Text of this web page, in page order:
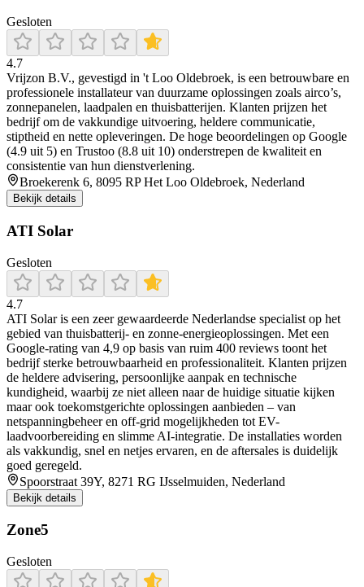
Gesloten
4.7
Vrijzon B.V., gevestigd in 't Loo Oldebroek, is een betrouwbare en
professionele installateur van duurzame oplossingen zoals airco’s,
zonnepanelen, laadpalen en thuisbatterijen. Klanten prijzen het
bedrijf om de vakkundige uitvoering, heldere communicatie,
stiptheid en nette opleveringen. De hoge beoordelingen op Google
(4.9 uit 5) en Trustoo (8.8 uit 10) onderstrepen de kwaliteit en
consistentie van hun dienstverlening.
Broekerenk 6, 8095 RP Het Loo Oldebroek, Nederland
Bekijk details
ATI Solar
Gesloten
4.7
ATI Solar is een zeer gewaardeerde Nederlandse specialist op het
gebied van thuisbatterij- en zonne-energieoplossingen. Met een
Google-rating van 4,9 op basis van ruim 400 reviews toont het
bedrijf sterke betrouwbaarheid en professionaliteit. Klanten prijzen
de heldere advisering, persoonlijke aanpak en technische
kundigheid, waarbij ze niet alleen naar de huidige situatie kijken
maar ook toekomstgerichte oplossingen aanbieden – van
netspanningbeheer en off-grid mogelijkheden tot EV-
laadvoorbereiding en slimme AI-integratie. De installaties worden
als vakkundig, snel en netjes ervaren, en de aftersales is duidelijk
goed geregeld.
Spoorstraat 39Y, 8271 RG IJsselmuiden, Nederland
Bekijk details
Zone5
Gesloten